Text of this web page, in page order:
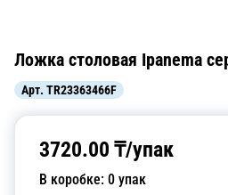
Ложка столовая Ipanema
Арт. TR23363466F
3720.00 ₸/упак
В коробке: 0 упак